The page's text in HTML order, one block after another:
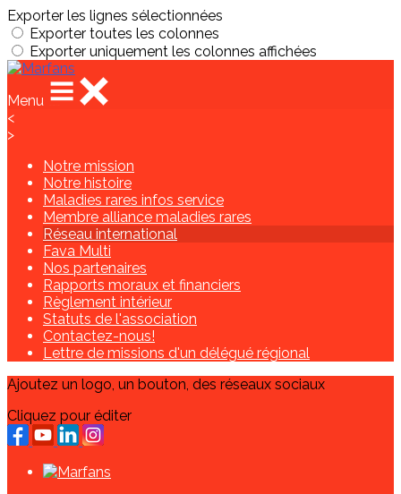
Exporter les lignes sélectionnées
Exporter toutes les colonnes
Exporter uniquement les colonnes affichées
Menu
<
>
Notre mission
Notre histoire
Maladies rares infos service
Membre alliance maladies rares
Réseau international
Fava Multi
Nos partenaires
Rapports moraux et financiers
Règlement intérieur
Statuts de l'association
Contactez-nous!
Lettre de missions d'un délégué régional
Ajoutez un logo, un bouton, des réseaux sociaux
Cliquez pour éditer